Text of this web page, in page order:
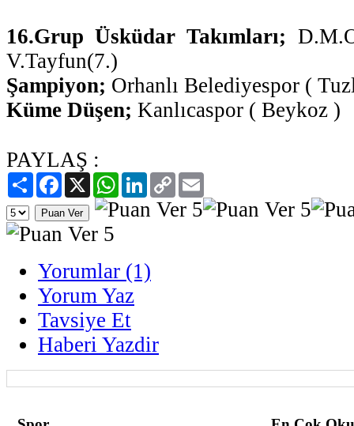
16.Grup Üsküdar Takımları;
V.Tayfun(7.)
Şampiyon; Orhanlı Belediyespor (
Küme Düşen; Kanlıcaspor ( Beykoz )
PAYLAŞ :
PaylaşFacebook
X WhatsAppLinkedIn
Copy
Link
Yorumlar (1)
Yorum Yaz
Tavsiye Et
Haberi Yazdir